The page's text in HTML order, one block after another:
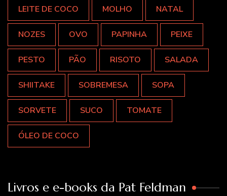
LEITE DE COCO MOLHO NATAL
NOZES OVO PAPINHA PEIXE
PESTO PÃO RISOTO SALADA
SHIITAKE SOBREMESA SOPA
SORVETE SUCO TOMATE
ÓLEO DE COCO
Livros e e-books da Pat Feldman